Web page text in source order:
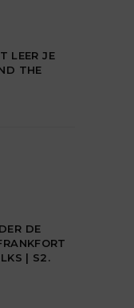
LEER JE
THE
DE
| S2.